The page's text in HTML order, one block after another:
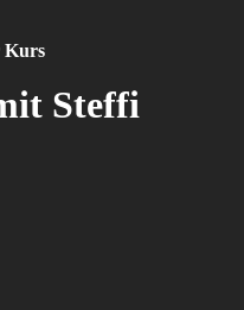
Kurs
Steffi